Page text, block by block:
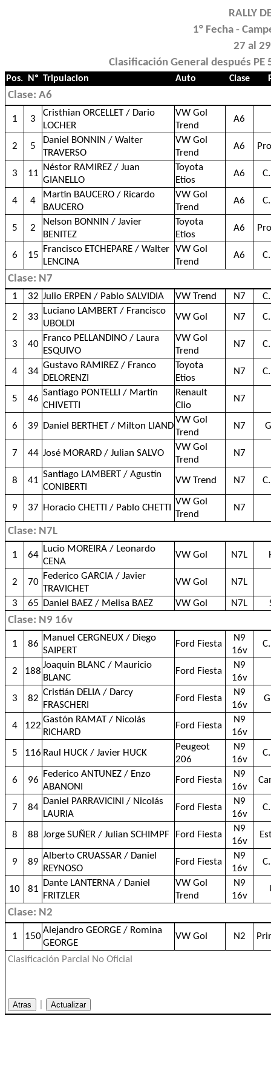
RALLY
1° Fecha -
27 al
Clasificación General después PE
Pos. Nº Tripulacion Auto Clase
Clase: A6
1 3
Cristhian ORCELLET / Dario
LOCHER
VW Gol
Trend
A6
2 5
Daniel BONNIN / Walter
TRAVERSO
VW Gol
Trend
A6
3 11
Néstor RAMIREZ / Juan
GIANELLO
Toyota
Etios
A6
4 4
Martin BAUCERO / Ricardo
BAUCERO
VW Gol
Trend
A6
5 2
Nelson BONNIN / Javier
BENITEZ
Toyota
Etios
A6
6 15
Francisco ETCHEPARE / Walter
LENCINA
VW Gol
Trend
A6
Clase: N7
1 32 Julio ERPEN / Pablo SALVIDIA VW Trend N7
2
33
Luciano LAMBERT / Francisco
UBOLDI
VW Gol N7
3 40
Franco PELLANDINO / Laura
ESQUIVO
VW Gol
Trend
N7
4 34
Gustavo RAMIREZ / Franco
DELORENZI
Toyota
Etios
N7
5 46
Santiago PONTELLI / Martin
CHIVETTI
Renault
Clio
N7
6 39 Daniel BERTHET / Milton LIAND
VW Gol
Trend
N7
7 44 José MORARD / Julian SALVO
VW Gol
Trend
N7
8 41
Santiago LAMBERT / Agustín
CONIBERTI
VW Trend N7
9 37 Horacio CHETTI / Pablo CHETTI
VW Gol
Trend
N7
Clase: N7L
1 64
Lucio MOREIRA / Leonardo
CENA
VW Gol N7L
2 70
Federico GARCIA / Javier
TRAVICHET
VW Gol N7L
3 65 Daniel BAEZ / Melisa BAEZ VW Gol N7L
Clase: N9 16v
1 86
Manuel CERGNEUX / Diego
SAIPERT
Ford Fiesta
N9
16v
2 188
Joaquin BLANC / Mauricio
BLANC
Ford Fiesta
N9
16v
3
82
Cristián DELIA / Darcy
FRASCHERI
Ford Fiesta
N9
16v
4 122
Gastón RAMAT / Nicolás
RICHARD
Ford Fiesta
N9
16v
5
116 Raul HUCK / Javier HUCK
Peugeot
206
N9
16v
6 96
Federico ANTUNEZ / Enzo
ABANONI
Ford Fiesta
N9
16v
7 84
Daniel PARRAVICINI / Nicolás
LAURIA
Ford Fiesta
N9
16v
8 88 Jorge SUÑER / Julian SCHIMPF Ford Fiesta
N9
16v
9 89
Alberto CRUASSAR / Daniel
REYNOSO
Ford Fiesta
N9
16v
10 81
Dante LANTERNA / Daniel
FRITZLER
VW Gol
Trend
N9
16v
Clase: N2
1 150
Alejandro GEORGE / Romina
GEORGE
VW Gol N2
Clasificación Parcial No Oficial